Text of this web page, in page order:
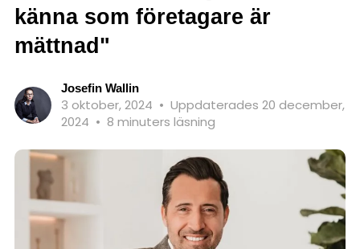
känna som företagare är
mättnad"
Josefin Wallin
3 oktober, 2024 • Uppdaterades 20 december,
2024 • 8 minuters läsning